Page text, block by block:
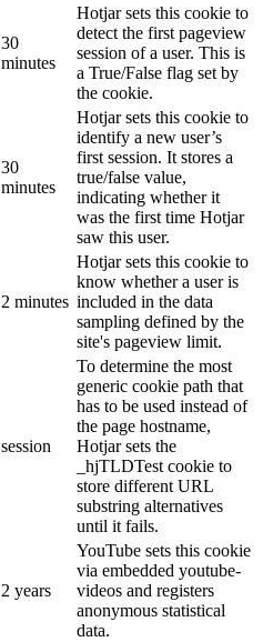
30
minutes
Hotjar sets this cookie to
detect the first pageview
session of a user. This is
a True/False flag set by
the cookie.
30
minutes
Hotjar sets this cookie to
identify a new user’s
first session. It stores a
true/false value,
indicating whether it
was the first time Hotjar
saw this user.
2 minutes
Hotjar sets this cookie to
know whether a user is
included in the data
sampling defined by the
site's pageview limit.
session
To determine the most
generic cookie path that
has to be used instead of
the page hostname,
Hotjar sets the
_hjTLDTest cookie to
store different URL
substring alternatives
until it fails.
2 years
YouTube sets this cookie
via embedded youtube-
videos and registers
anonymous statistical
data.